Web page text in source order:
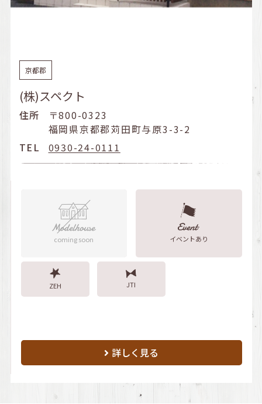
京都郡
(株)スペクト
住所
〒800-0323
福岡県京都郡苅田町与原3-3-2
TEL
0930-24-0111
coming soon イベントあり
ZEH JTI
詳しく見る